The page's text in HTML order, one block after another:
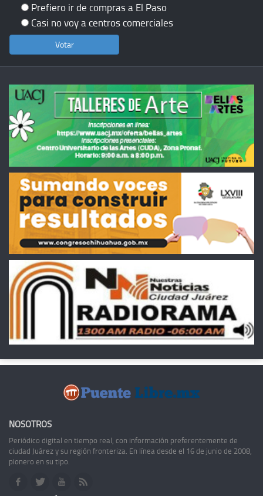
Prefiero ir de compras a El Paso
Casi no voy a centros comerciales
NOSOTROS
Periódico digital en tiempo real, con información preferentemente de
ciudad Juárez y su región fronteriza. En línea desde el 16 de junio de 2008,
pionero en su tipo.